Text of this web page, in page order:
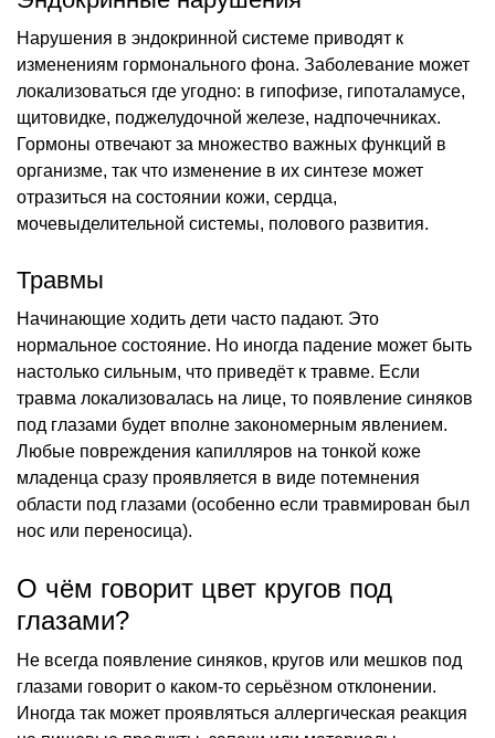
Нарушения в эндокринной системе приводят к
изменениям гормонального фона. Заболевание может
локализоваться где угодно: в гипофизе, гипоталамусе,
щитовидке, поджелудочной железе, надпочечниках.
Гормоны отвечают за множество важных функций в
организме, так что изменение в их синтезе может
отразиться на состоянии кожи, сердца,
мочевыделительной системы, полового развития.
Травмы
Начинающие ходить дети часто падают. Это
нормальное состояние. Но иногда падение может быть
настолько сильным, что приведёт к травме. Если
травма локализовалась на лице, то появление синяков
под глазами будет вполне закономерным явлением.
Любые повреждения капилляров на тонкой коже
младенца сразу проявляется в виде потемнения
области под глазами (особенно если травмирован был
нос или переносица).
О чём говорит цвет кругов под
глазами?
Не всегда появление синяков, кругов или мешков под
глазами говорит о каком-то серьёзном отклонении.
Иногда так может проявляться аллергическая реакция